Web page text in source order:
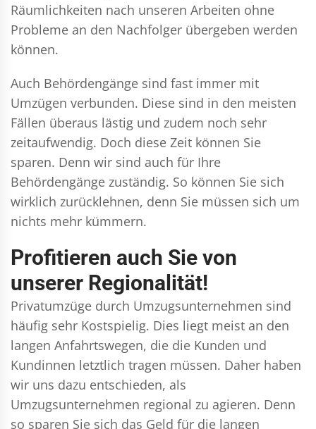
Räumlichkeiten nach unseren Arbeiten ohne
Probleme an den Nachfolger übergeben werden
können.
Auch Behördengänge sind fast immer mit
Umzügen verbunden. Diese sind in den meisten
Fällen überaus lästig und zudem noch sehr
zeitaufwendig. Doch diese Zeit können Sie
sparen. Denn wir sind auch für Ihre
Behördengänge zuständig. So können Sie sich
wirklich zurücklehnen, denn Sie müssen sich um
nichts mehr kümmern.
Profitieren auch Sie von
unserer Regionalität!
Privatumzüge durch Umzugsunternehmen sind
häufig sehr Kostspielig. Dies liegt meist an den
langen Anfahrtswegen, die die Kunden und
Kundinnen letztlich tragen müssen. Daher haben
wir uns dazu entschieden, als
Umzugsunternehmen regional zu agieren. Denn
so sparen Sie sich das Geld für die langen